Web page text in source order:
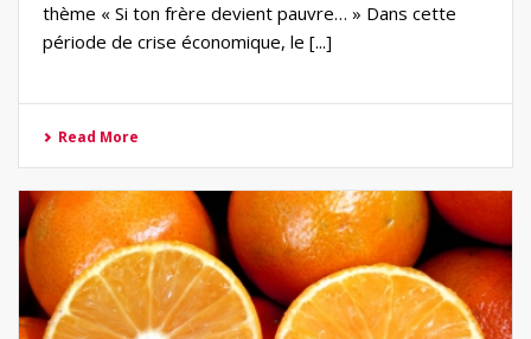
thème « Si ton frère devient pauvre… » Dans cette
période de crise économique, le [...]
Read More